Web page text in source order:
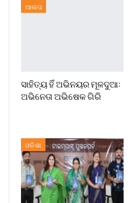
ଆଳାପ
ସାହିତ୍ୟ ହିଁ ଅଭିନୟର ମୂଳଦୁଆ:
ଅଭିନେତା ଅଭିଷେକ ଗିରି
ଓଡିଶା